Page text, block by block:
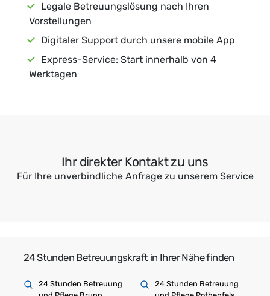
Legale Betreuungslösung nach Ihren
Vorstellungen
Digitaler Support durch unsere mobile App
Express-Service: Start innerhalb von 4
Werktagen
Ihr direkter Kontakt zu uns
Für Ihre unverbindliche Anfrage zu unserem Service
24 Stunden Betreuungskraft in Ihrer Nähe finden
24 Stunden Betreuung
24 Stunden Betreuung